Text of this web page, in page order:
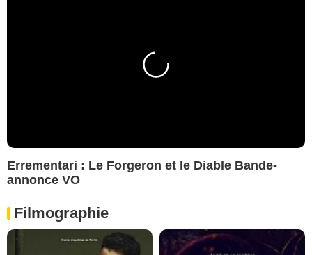
Errementari : Le Forgeron et le Diable Bande-
annonce VO
Filmographie